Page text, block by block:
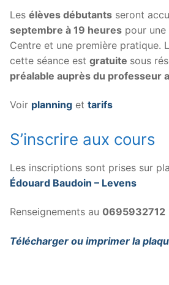
Les élèves débutants seront
septembre à 19 heures pour
Centre et une première pratique.
cette séance est gratuite sous
préalable auprès du professeur
Voir planning et tarifs
S’inscrire aux cours
Les inscriptions sont prises sur
Édouard Baudoin – Levens
Renseignements au 0695932712
Télécharger ou imprimer la